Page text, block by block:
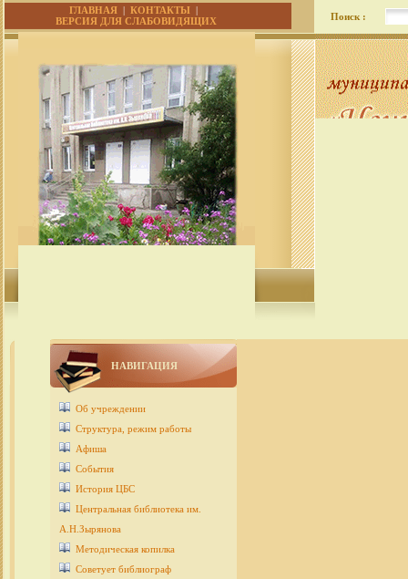
ГЛАВНАЯ |КОНТАКТЫ |
ВЕРСИЯ ДЛЯ СЛАБОВИДЯЩИХ
Поиск :
НАВИГАЦИЯ
Об учреждении
Структура, режим работы
Афиша
События
История ЦБС
Центральная библиотека им.
А.Н.Зырянова
Методическая копилка
Советует библиограф